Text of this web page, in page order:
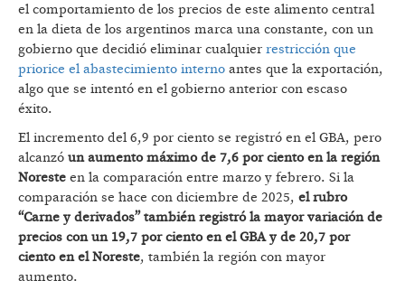
el comportamiento de los precios de este alimento central
en la dieta de los argentinos marca una constante, con un
gobierno que decidió eliminar cualquier restricción que
priorice el abastecimiento interno antes que la exportación,
algo que se intentó en el gobierno anterior con escaso
éxito.
El incremento del 6,9 por ciento se registró en el GBA, pero
alcanzó un aumento máximo de 7,6 por ciento en la región
Noreste en la comparación entre marzo y febrero. Si la
comparación se hace con diciembre de 2025, el rubro
“Carne y derivados” también registró la mayor variación de
precios con un 19,7 por ciento en el GBA y de 20,7 por
ciento en el Noreste, también la región con mayor
aumento.